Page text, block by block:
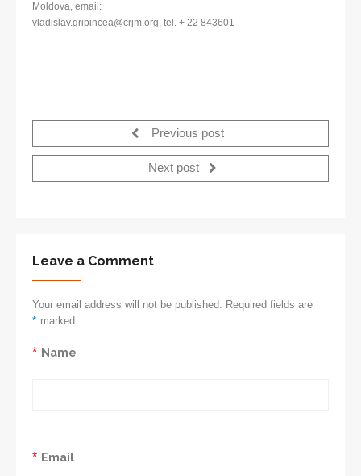
Moldova, email:
vladislav.gribincea@crjm.org, tel. + 22 843601
Previous post
Next post
Leave a Comment
Your email address will not be published. Required fields are
marked
*
Name
*
Email
*